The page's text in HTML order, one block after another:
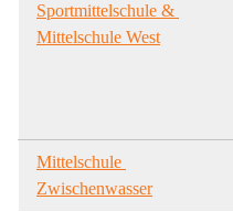
Sportmittelschule &
Mittelschule West
Mittelschule
Zwischenwasser